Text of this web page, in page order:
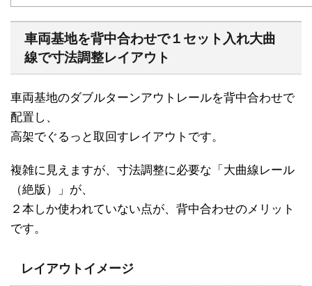
車両基地を背中合わせで１セット入れ大曲
線で寸法調整レイアウト
車両基地のダブルターンアウトレールを背中合わせで
配置し、
高架でぐるっと取回すレイアウトです。
複雑に見えますが、寸法調整に必要な「大曲線レール
（絶版）」が、
２本しか使われていない点が、背中合わせのメリット
です。
レイアウトイメージ